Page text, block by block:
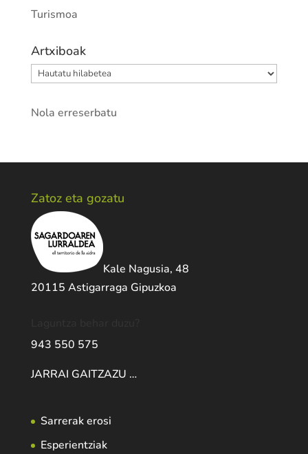
Turismoa
Artxiboak
Artxiboak
Nola erreserbatu
Zatoz eta gozatu
Kale Nagusia, 48
20115 Astigarraga Gipuzkoa
943 550 575
JARRAI GAITZAZU …
Sarrerak erosi
Esperientziak